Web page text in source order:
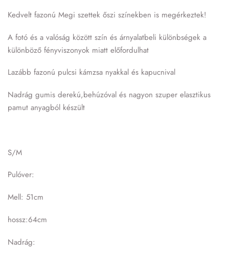
Kedvelt fazonú Megi szettek őszi színekben is megérkeztek!
A fotó és a valóság között szín és árnyalatbeli különbségek a
különböző fényviszonyok miatt előfordulhat
Lazább fazonú pulcsi kámzsa nyakkal és kapucnival
Nadrág gumis derekú,behúzóval és nagyon szuper elasztikus
pamut anyagból készült
S/M
Pulóver:
Mell: 51cm
hossz:64cm
Nadrág: